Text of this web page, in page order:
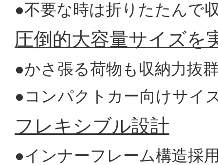
●不要な時は折りたたんで
圧倒的大容量サイズを
●かさ張る荷物も収納力抜
●コンパクトカー向けサイ
フレキシブル設計
●インナーフレーム構造採